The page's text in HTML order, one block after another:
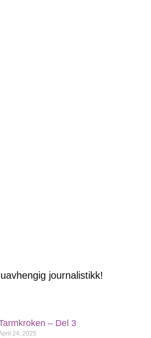
journalistikk!
– Del 3
24, 2025